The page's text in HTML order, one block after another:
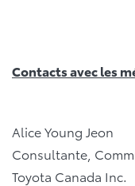
Contacts avec les
Alice Young Jeon
Consultante,
Toyota Canada Inc.